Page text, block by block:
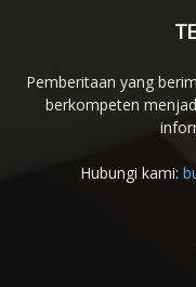
Pemberitaan yang
berkompeten
Hubungi kami: